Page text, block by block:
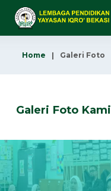
Home Galeri Foto
Galeri Foto Kami